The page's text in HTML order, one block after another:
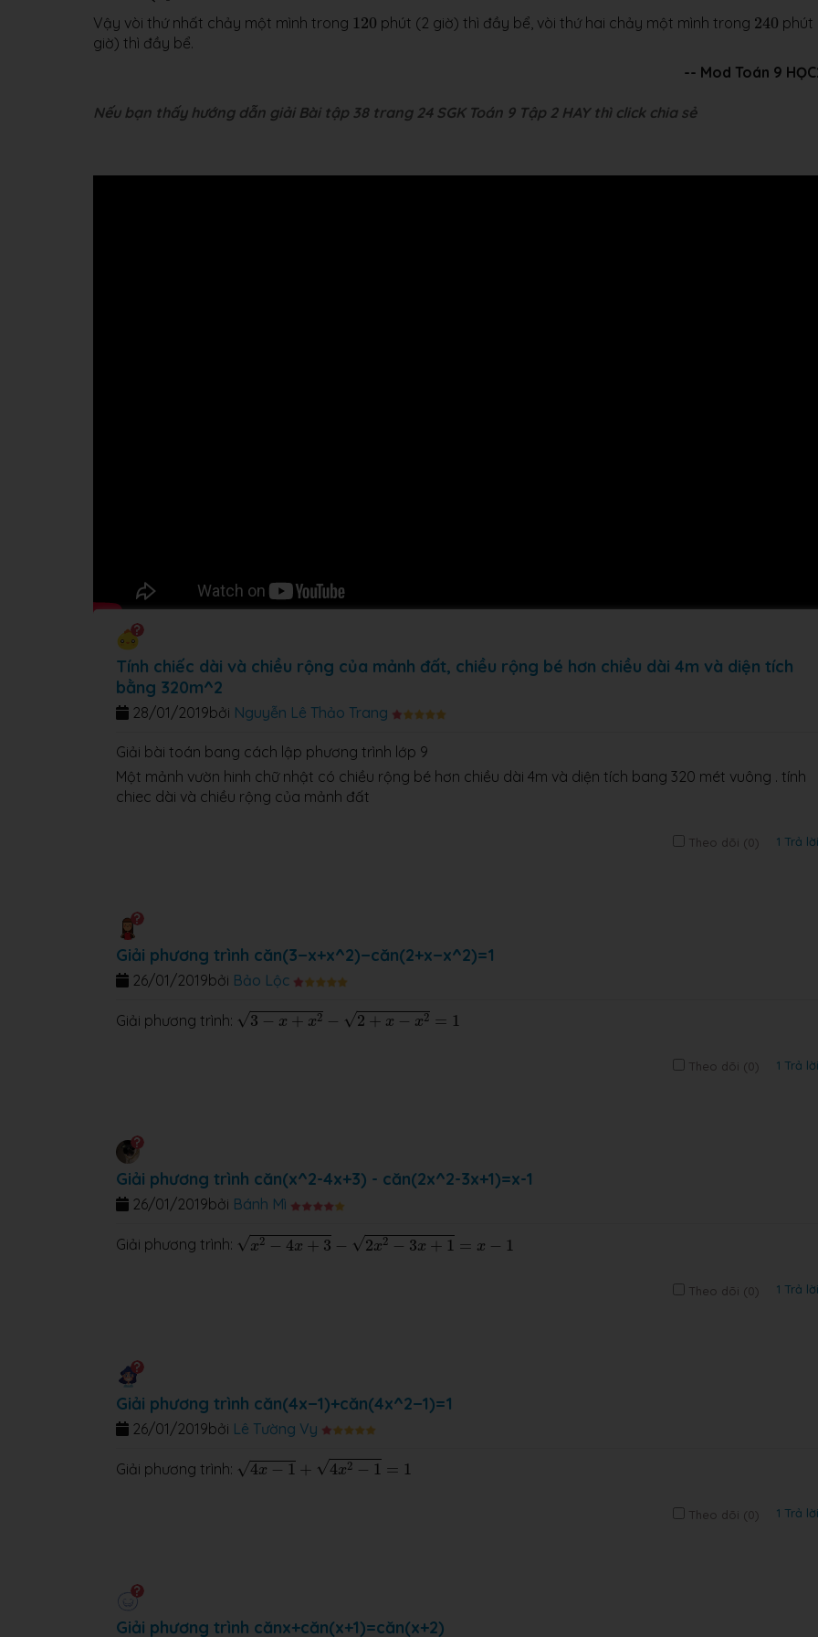
Vậy vòi thứ nhất chảy một mình trong 120
120 phút (2 giờ) thì đầy bể, vòi thứ hai chảy một mình trong 240
240 phút
giờ) thì đầy bể.
-- Mod Toán 9
Nếu bạn thấy hướng dẫn giải Bài tập 38 trang 24 SGK Toán 9 Tập 2 HAY thì click chia sẻ
Tính chiếc dài và chiều rộng của mảnh đất, chiều rộng bé hơn chiều dài 4m và diện tích
bằng 320m^2
bởi Nguyễn Lê Thảo Trang
28/01/2019
Giải bài toán bang cách lập phương trình lớp 9
Một mảnh vườn hinh chữ nhật có chiều rộng bé hơn chiều dài 4m và diện tích bang 320 mét vuông . tính
chiec dài và chiều rộng của mảnh đất
Theo dõi (0) 1 Trả lời
Giải phương trình căn(3−x+x^2)−căn(2+x−x^2)=1
bởi Bảo Lộc
26/01/2019
Giải phương trình: √3 − x + x2 − √2 + x − x2 = 1
−x+x2−2+x− =1
Theo dõi (0) 1 Trả lời
Giải phương trình căn(x^2-4x+3) - căn(2x^2-3x+1)=x-1
bởi Bánh Mì
26/01/2019
Giải phương trình: √x2 − 4x + 3 − √2x2 − 3x + 1 = x − 1
2−4x+3−2x2− +1=x−1
Theo dõi (0) 1 Trả lời
Giải phương trình căn(4x−1)+căn(4x^2−1)=1
bởi Lê Tường Vy
26/01/2019
Giải phương trình: √4x − 1 + √4x2 − 1 = 1
x−1+4x2 1
Theo dõi (0) 1 Trả lời
Giải phương trình cănx+căn(x+1)=căn(x+2)